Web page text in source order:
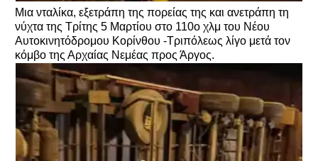
Μια νταλίκα, εξετράπη της πορείας της και ανετράπη τη
νύχτα της Τρίτης 5 Μαρτίου στο 110ο χλμ του Νέου
Αυτοκινητόδρομου Κορίνθου -Τριπόλεως λίγο μετά τον
κόμβο της Αρχαίας Νεμέας προς Άργος.